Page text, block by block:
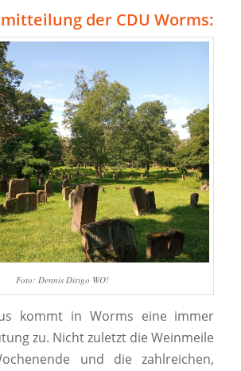
der CDU Worms:
Foto: Dennis Dirigo WO!
kommt in Worms eine immer
zu. Nicht zuletzt die Weinmeile
und die zahlreichen,